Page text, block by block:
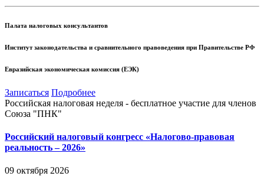
Палата налоговых консультантов
Институт законодательства и сравнительного правоведения при Правительстве РФ
Евразийская экономическая комиссия (ЕЭК)
Записаться Подробнее
Российская налоговая неделя - бесплатное участие для членов
Союза "ПНК"
Российский налоговый конгресс «Налогово-правовая
реальность – 2026»
09 октября 2026